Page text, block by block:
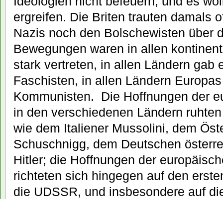
ergreifen. Die Briten trauten damals
Nazis noch den Bolschewisten über
Bewegungen waren in allen
stark vertreten, in allen Ländern gab
Faschisten, in allen Ländern
Kommunisten. Die Hoffnungen der
in den verschiedenen Ländern
wie dem Italiener Mussolini, dem
Schuschnigg, dem Deutschen
Hitler; die Hoffnungen der
richteten sich hingegen auf den
die UDSSR, und insbesondere auf